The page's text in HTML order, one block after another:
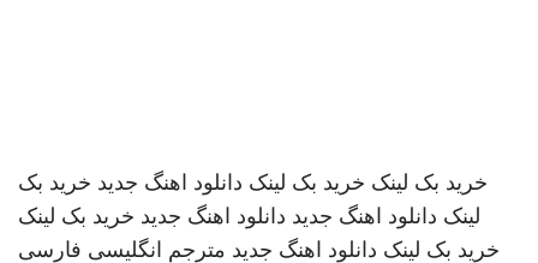
خرید بک لینک خرید بک لینک دانلود اهنگ جدید خرید بک
لینک دانلود اهنگ جدید دانلود اهنگ جدید خرید بک لینک
خرید بک لینک دانلود اهنگ جدید مترجم انگلیسی فارسی